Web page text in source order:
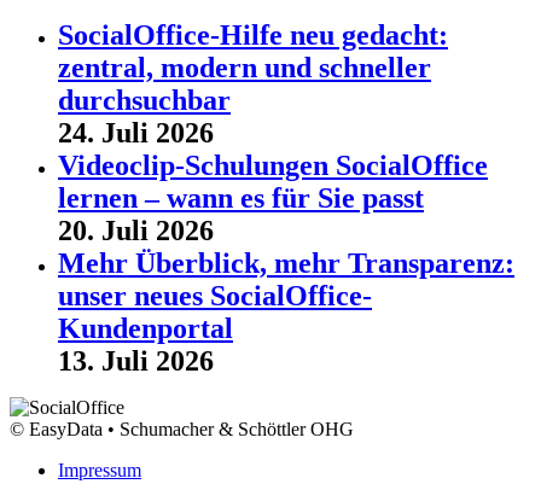
SocialOffice-Hilfe neu gedacht:
zentral, modern und schneller
durchsuchbar
24. Juli 2026
Videoclip-Schulungen SocialOffice
lernen – wann es für Sie passt
20. Juli 2026
Mehr Überblick, mehr Transparenz:
unser neues SocialOffice-
Kundenportal
13. Juli 2026
© EasyData • Schumacher & Schöttler OHG
Impressum